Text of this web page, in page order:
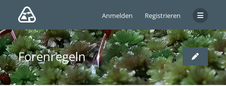
Anmelden Registrieren
Forenregeln